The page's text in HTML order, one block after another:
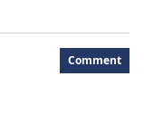
Comment